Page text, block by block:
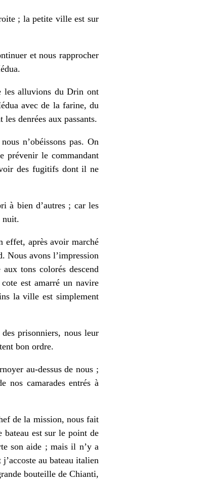
; la petite ville est sur
et nous rapprocher
les alluvions du Drin ont
avec de la farine, du
denrées aux passants.
n’obéissons pas. On
prévenir le commandant
des fugitifs dont il ne
à bien d’autres ; car les
nuit.
effet, après avoir marché
Nous avons l’impression
tons colorés descend
est amarré un navire
la ville est simplement
prisonniers, nous leur
bon ordre.
au-dessus de nous ;
nos camarades entrés à
de la mission, nous fait
bateau est sur le point de
son aide ; mais il n’y a
au bateau italien
bouteille de Chianti,